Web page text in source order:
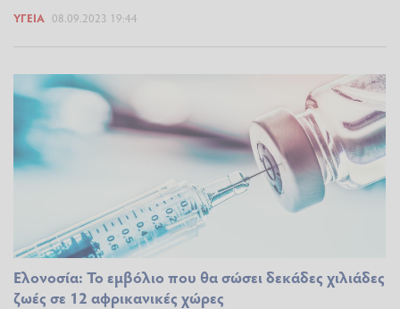
ΥΓΕΊΑ 08.09.2023 19:44
Ελονοσία: Το εμβόλιο που θα σώσει δεκάδες χιλιάδες
ζωές σε 12 αφρικανικές χώρες